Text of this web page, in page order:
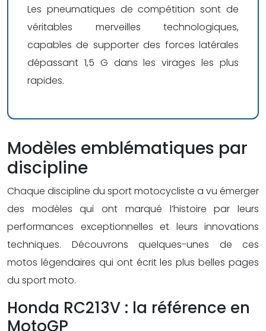
Les pneumatiques de compétition sont de
véritables merveilles technologiques,
capables de supporter des forces latérales
dépassant 1,5 G dans les virages les plus
rapides.
Modèles emblématiques par
discipline
Chaque discipline du sport motocycliste a vu émerger
des modèles qui ont marqué l’histoire par leurs
performances exceptionnelles et leurs innovations
techniques. Découvrons quelques-unes de ces
motos légendaires qui ont écrit les plus belles pages
du sport moto.
Honda RC213V : la référence en
MotoGP